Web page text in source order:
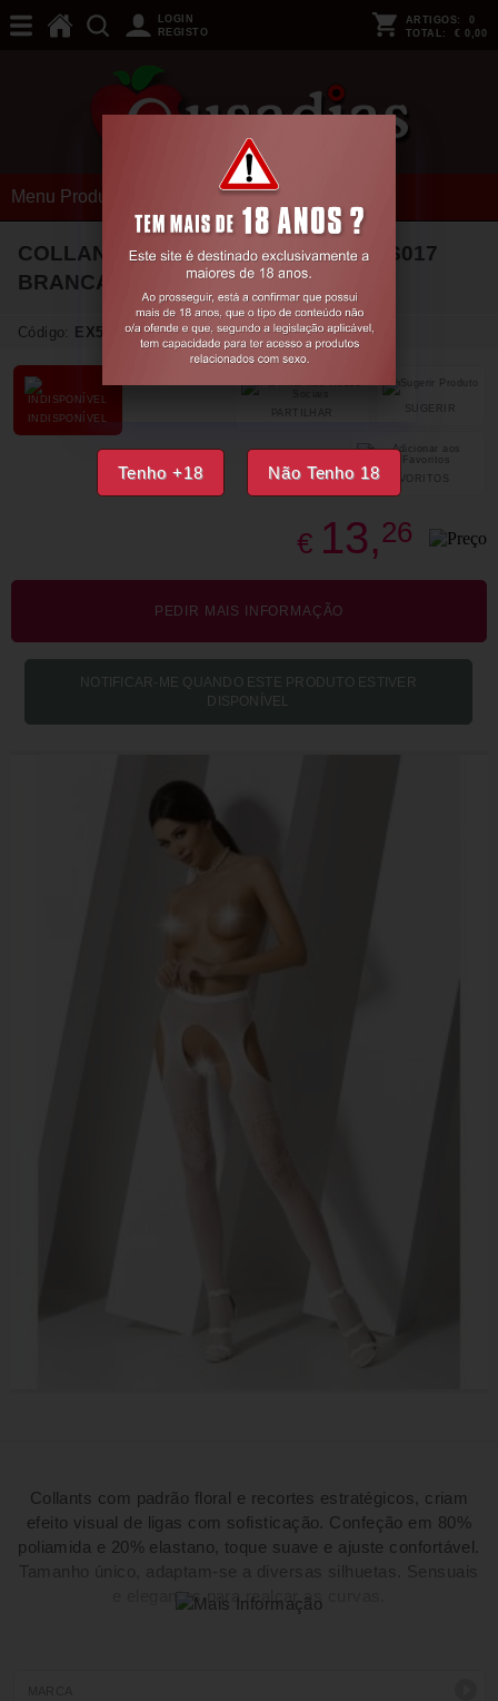
Tenho +18 Não Tenho 18
LOGIN
REGISTO
ARTIGOS: 0
TOTAL: € 0,00
Menu Produtos
COLLANTS COM EFEITO DE LIGAS S017
BRANCAS EROTIC LINE PASSION
Código: EX51656
INDISPONÍVEL
SUGERIR
PARTILHAR
FAVORITOS
€ 13,26
PEDIR MAIS INFORMAÇÃO
Collants com padrão floral e recortes estratégicos, criam
efeito visual de ligas com sofisticação. Confeção em 80%
poliamida e 20% elastano, toque suave e ajuste confortável.
Tamanho único, adaptam-se a diversas silhuetas. Sensuais
e elegantes para realçar as curvas.